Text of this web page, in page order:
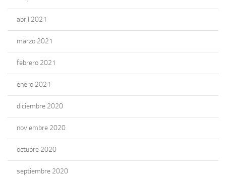
abril 2021
marzo 2021
febrero 2021
enero 2021
diciembre 2020
noviembre 2020
octubre 2020
septiembre 2020